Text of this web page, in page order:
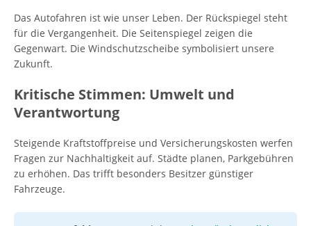
Das Autofahren ist wie unser Leben. Der Rückspiegel steht
für die Vergangenheit. Die Seitenspiegel zeigen die
Gegenwart. Die Windschutzscheibe symbolisiert unsere
Zukunft.
Kritische Stimmen: Umwelt und
Verantwortung
Steigende Kraftstoffpreise und Versicherungskosten werfen
Fragen zur Nachhaltigkeit auf. Städte planen, Parkgebühren
zu erhöhen. Das trifft besonders Besitzer günstiger
Fahrzeuge.